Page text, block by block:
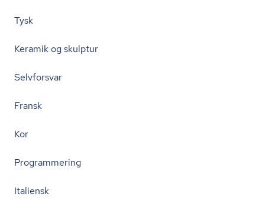
Tysk
Keramik og skulptur
Selvforsvar
Fransk
Kor
Programmering
Italiensk